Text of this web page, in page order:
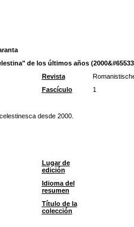
de los últimos años
Revista
Fascículo
1
desde 2000.
Lugar de
edición
Idioma del
resumen
Título de la
colección